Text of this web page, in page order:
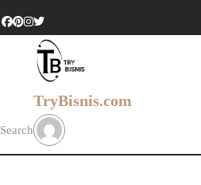
TryBisnis.com
Search